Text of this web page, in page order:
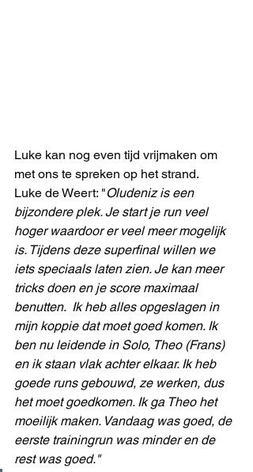
Luke kan nog even tijd vrijmaken om
met ons te spreken op het strand.
Luke de Weert: "Oludeniz is een
bijzondere plek. Je start je run veel
hoger waardoor er veel meer mogelijk
is. Tijdens deze superfinal willen we
iets speciaals laten zien. Je kan meer
tricks doen en je score maximaal
benutten.  Ik heb alles opgeslagen in
mijn koppie dat moet goed komen. Ik
ben nu leidende in Solo, Theo (Frans)
en ik staan vlak achter elkaar. Ik heb
goede runs gebouwd, ze werken, dus
het moet goedkomen. Ik ga Theo het
moeilijk maken. Vandaag was goed, de
eerste trainingrun was minder en de
rest was goed."